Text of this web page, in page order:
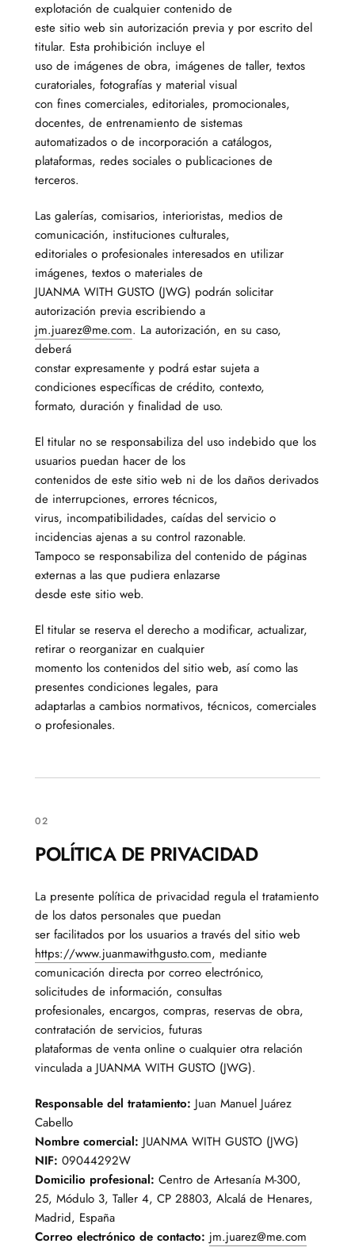
explotación de cualquier contenido de
este sitio web sin autorización previa y por escrito del
titular. Esta prohibición incluye el
uso de imágenes de obra, imágenes de taller, textos
curatoriales, fotografías y material visual
con fines comerciales, editoriales, promocionales,
docentes, de entrenamiento de sistemas
automatizados o de incorporación a catálogos,
plataformas, redes sociales o publicaciones de
terceros.
Las galerías, comisarios, interioristas, medios de
comunicación, instituciones culturales,
editoriales o profesionales interesados en utilizar
imágenes, textos o materiales de
JUANMA WITH GUSTO (JWG) podrán solicitar
autorización previa escribiendo a
jm.juarez@me.com. La autorización, en su caso,
deberá
constar expresamente y podrá estar sujeta a
condiciones específicas de crédito, contexto,
formato, duración y finalidad de uso.
El titular no se responsabiliza del uso indebido que los
usuarios puedan hacer de los
contenidos de este sitio web ni de los daños derivados
de interrupciones, errores técnicos,
virus, incompatibilidades, caídas del servicio o
incidencias ajenas a su control razonable.
Tampoco se responsabiliza del contenido de páginas
externas a las que pudiera enlazarse
desde este sitio web.
El titular se reserva el derecho a modificar, actualizar,
retirar o reorganizar en cualquier
momento los contenidos del sitio web, así como las
presentes condiciones legales, para
adaptarlas a cambios normativos, técnicos, comerciales
o profesionales.
02
POLÍTICA DE PRIVACIDAD
La presente política de privacidad regula el tratamiento
de los datos personales que puedan
ser facilitados por los usuarios a través del sitio web
https://www.juanmawithgusto.com, mediante
comunicación directa por correo electrónico,
solicitudes de información, consultas
profesionales, encargos, compras, reservas de obra,
contratación de servicios, futuras
plataformas de venta online o cualquier otra relación
vinculada a JUANMA WITH GUSTO (JWG).
Responsable del tratamiento: Juan Manuel Juárez
Cabello
Nombre comercial: JUANMA WITH GUSTO (JWG)
NIF: 09044292W
Domicilio profesional: Centro de Artesanía M-300,
25, Módulo 3, Taller 4, CP 28803, Alcalá de Henares,
Madrid, España
Correo electrónico de contacto: jm.juarez@me.com